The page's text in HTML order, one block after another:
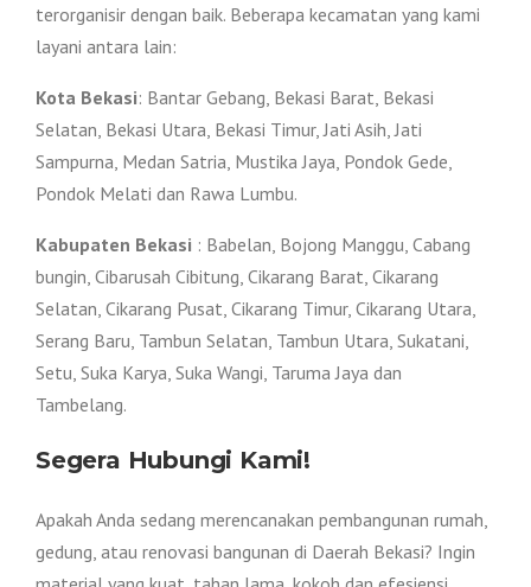
terorganisir dengan baik. Beberapa kecamatan yang kami
layani antara lain:
Kota Bekasi: Bantar Gebang, Bekasi Barat, Bekasi
Selatan, Bekasi Utara, Bekasi Timur, Jati Asih, Jati
Sampurna, Medan Satria, Mustika Jaya, Pondok Gede,
Pondok Melati dan Rawa Lumbu.
Kabupaten Bekasi : Babelan, Bojong Manggu, Cabang
bungin, Cibarusah Cibitung, Cikarang Barat, Cikarang
Selatan, Cikarang Pusat, Cikarang Timur, Cikarang Utara,
Serang Baru, Tambun Selatan, Tambun Utara, Sukatani,
Setu, Suka Karya, Suka Wangi, Taruma Jaya dan
Tambelang.
Segera Hubungi Kami!
Apakah Anda sedang merencanakan pembangunan rumah,
gedung, atau renovasi bangunan di Daerah Bekasi? Ingin